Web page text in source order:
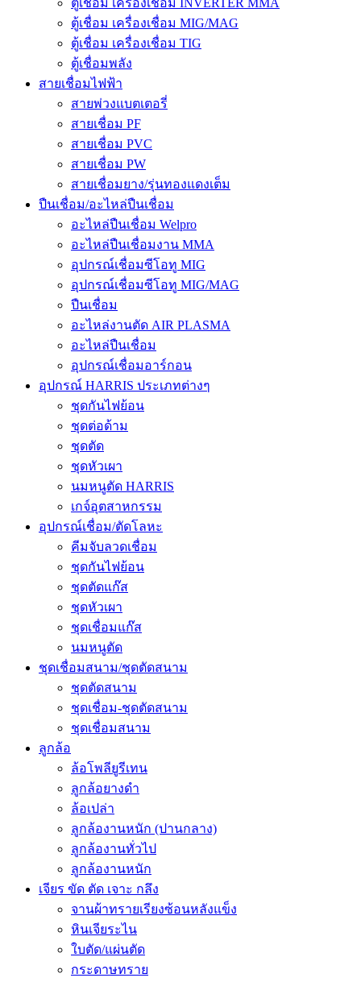
ตู้เชื่อม เครื่องเชื่อม INVERTER MMA
ตู้เชื่อม เครื่องเชื่อม MIG/MAG
ตู้เชื่อม เครื่องเชื่อม TIG
ตู้เชื่อมพลัง
สายเชื่อมไฟฟ้า
สายพ่วงแบตเตอรี่
สายเชื่อม PF
สายเชื่อม PVC
สายเชื่อม PW
สายเชื่อมยาง/รุ่นทองแดงเต็ม
ปืนเชื่อม/อะไหล่ปืนเชื่อม
อะไหล่ปืนเชื่อม Welpro
อะไหล่ปืนเชื่อมงาน MMA
อุปกรณ์เชื่อมซีโอทู MIG
อุปกรณ์เชื่อมซีโอทู MIG/MAG
ปืนเชื่อม
อะไหล่งานตัด AIR PLASMA
อะไหล่ปืนเชื่อม
อุปกรณ์เชื่อมอาร์กอน
อุปกรณ์ HARRIS ประเภทต่างๆ
ชุดกันไฟย้อน
ชุดต่อด้าม
ชุดตัด
ชุดหัวเผา
นมหนูตัด HARRIS
เกจ์อุตสาหกรรม
อุปกรณ์เชื่อม/ตัดโลหะ
คีมจับลวดเชื่อม
ชุดกันไฟย้อน
ชุดตัดแก๊ส
ชุดหัวเผา
ชุดเชื่อมแก๊ส
นมหนูตัด
ชุดเชื่อมสนาม/ชุดตัดสนาม
ชุดตัดสนาม
ชุดเชื่อม-ชุดตัดสนาม
ชุดเชื่อมสนาม
ลูกล้อ
ล้อโพลียูรีเทน
ลูกล้อยางดำ
ล้อเปล่า
ลูกล้องานหนัก (ปานกลาง)
ลูกล้องานทั่วไป
ลูกล้องานหนัก
เจียร ขัด ตัด เจาะ กลึง
จานผ้าทรายเรียงซ้อนหลังแข็ง
หินเจียระไน
ใบตัด/แผ่นตัด
กระดาษทราย